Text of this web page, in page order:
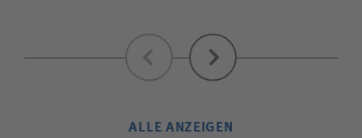
Zurück Weiter
ALLE ANZEIGEN